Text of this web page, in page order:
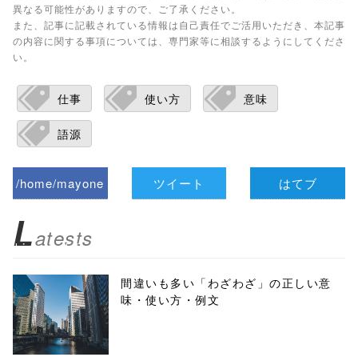
異なる可能性がありますので、ご了承ください。
また、記事に記載されている情報は自己責任でご活用いただき、本記事
の内容に関する事項については、専門家等に相談するようにしてくださ
い。
仕事 使い方 意味
語源
/home/mayone
biz.jp/public_ht
ml/wp-
content/themes
/tapbiz_theme/
ツイート はてブ
Latests
間違いも多い「わざわざ」の正しい意
味・使い方・例文